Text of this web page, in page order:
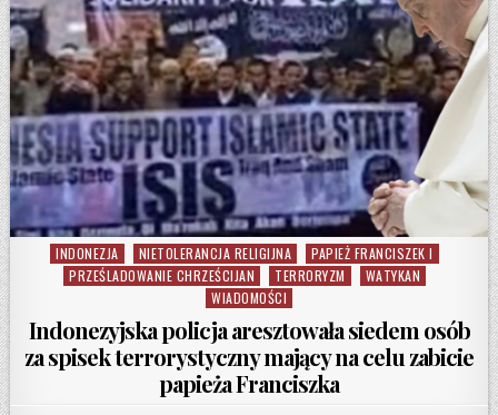
Posted in
INDONEZJA NIETOLERANCJA RELIGIJNA
PAPIEŻ FRANCISZEK I
PRZEŚLADOWANIE CHRZEŚCIJAN
TERRORYZM
WATYKAN
WIADOMOŚCI
Indonezyjska policja aresztowała siedem osób
za spisek terrorystyczny mający na celu zabicie
papieża Franciszka